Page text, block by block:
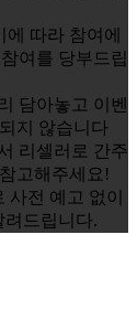
따라 참여에
여를 당부드립
담아놓고 이벤
지 않습니다
리셀러로 간주
고해주세요!
전 예고 없이
려드립니다.